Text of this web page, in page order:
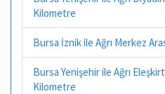
Kilometre
Bursa İznik ile Ağrı Merkez
Bursa Yenişehir ile Ağrı
Kilometre